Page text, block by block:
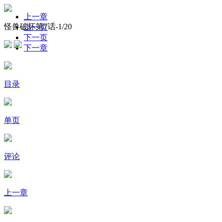
怪兽破坏第7话-1/20
上一章
上一页
下一页
下一章
目录
单页
评论
上一章